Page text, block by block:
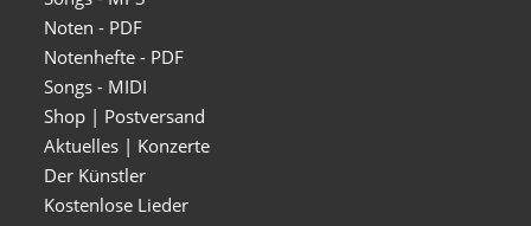
Noten - PDF
Notenhefte - PDF
Songs - MIDI
Shop | Postversand
Aktuelles | Konzerte
Der Künstler
Kostenlose Lieder